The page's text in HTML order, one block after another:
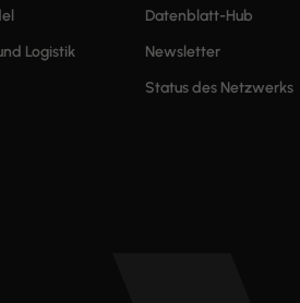
Logistik
Datenblatt-Hub
Newsletter
Status des Netzwerks